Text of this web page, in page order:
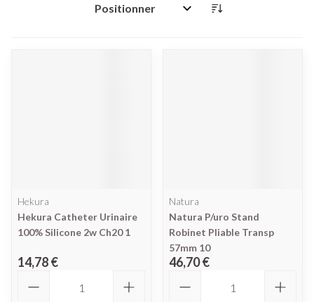
Trier par:
Hekura
Hekura Catheter Urinaire
100% Silicone 2w Ch20 1
14,78 €
Natura
Natura P/uro Stand
Robinet Pliable Transp
57mm 10
46,70 €